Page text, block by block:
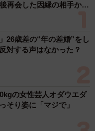
再会した因縁の相手から
26歳差の“年の差婚”をし
対する声はなかった？
の女性芸人オダウエダ
り姿に「マジで」